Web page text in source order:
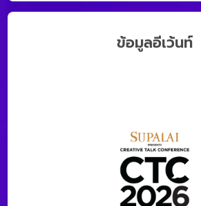
ข้อมูลอีเว้นท์